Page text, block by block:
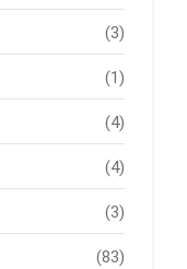
(3)
(1)
(4)
(4)
(3)
(83)